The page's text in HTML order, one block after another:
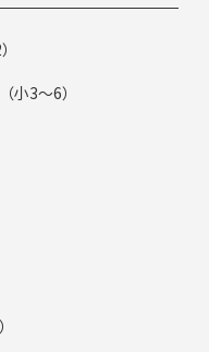
小3～6）